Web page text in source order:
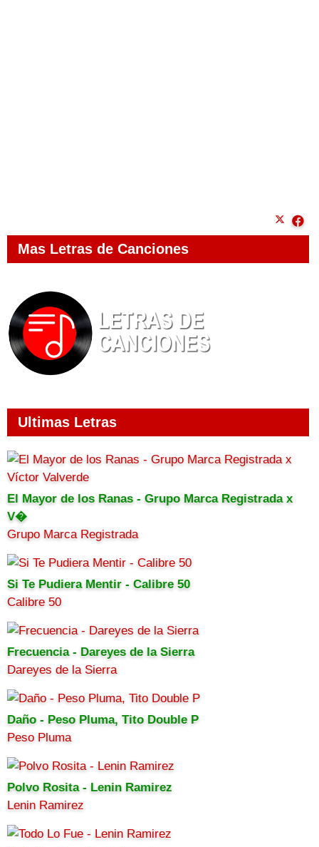
Mas Letras de Canciones
Ultimas Letras
El Mayor de los Ranas - Grupo Marca Registrada x
V�
Grupo Marca Registrada
Si Te Pudiera Mentir - Calibre 50
Calibre 50
Frecuencia - Dareyes de la Sierra
Dareyes de la Sierra
Daño - Peso Pluma, Tito Double P
Peso Pluma
Polvo Rosita - Lenin Ramirez
Lenin Ramirez